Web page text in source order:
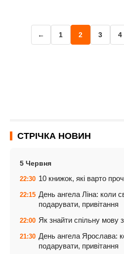
СТРІЧКА НОВИН
5 Червня
22:30 10 книжок, які варто
22:15 День ангела Ліна: коли
подарувати, привітання
22:00 Як знайти спільну мову
21:30 День ангела Ярослава:
подарувати, привітання
← 1 2 3 4